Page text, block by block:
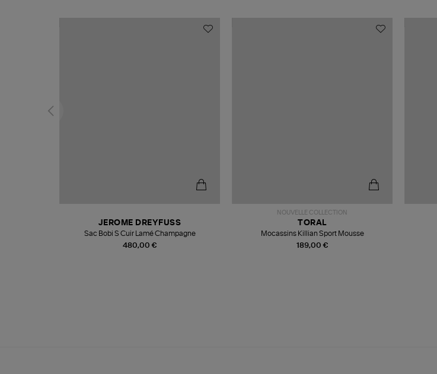
480,00 €
JEROME DREYFUSS
Sac Bobi S Cuir Lamé Champagne
NOUVELLE COLLECTION
189,00 €
TORAL
Mocassins Killian Sport Mousse